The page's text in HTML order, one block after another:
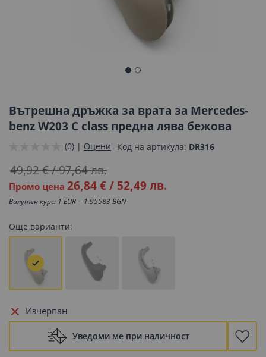
началото
на
галерия
Вътрешна дръжка за врата за Mercedes-
benz W203 C class предна лява бежова
(0) | Оцени Код на артикула DR316
Промо цена 26,84 €/ 52,49 лв.
49,92 €/97,64 лв.
Валутен курс: 1 EUR = 1.95583 BGN
Още варианти:
Изчерпан
Уведоми ме при наличност